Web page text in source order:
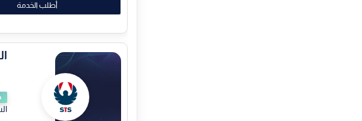
أطلب الخدمة